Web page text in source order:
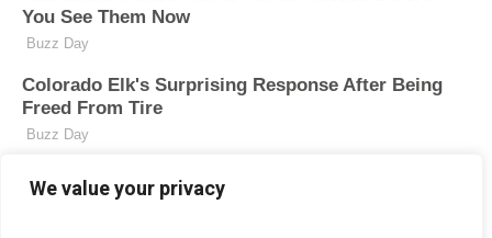
We value your privacy